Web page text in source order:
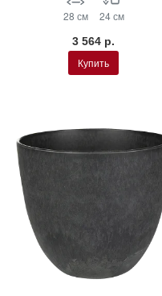
28 см 24 см
3 564 р.
Купить